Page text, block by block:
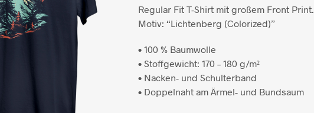
Regular Fit T-Shirt mit großem Front Print.
Motiv: “Lichtenberg (Colorized)”
• 100 % Baumwolle
• Stoffgewicht: 170 – 180 g/m²
• Nacken- und Schulterband
• Doppelnaht am Ärmel- und Bundsaum